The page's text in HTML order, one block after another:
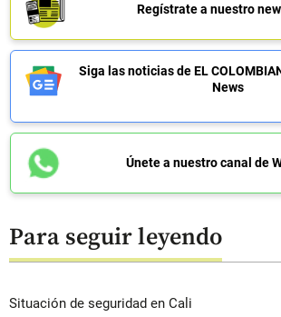
Regístrate a nuestro
Siga las noticias de EL
News
Únete a nuestro canal de
Para seguir leyendo
Situación de seguridad en Cali